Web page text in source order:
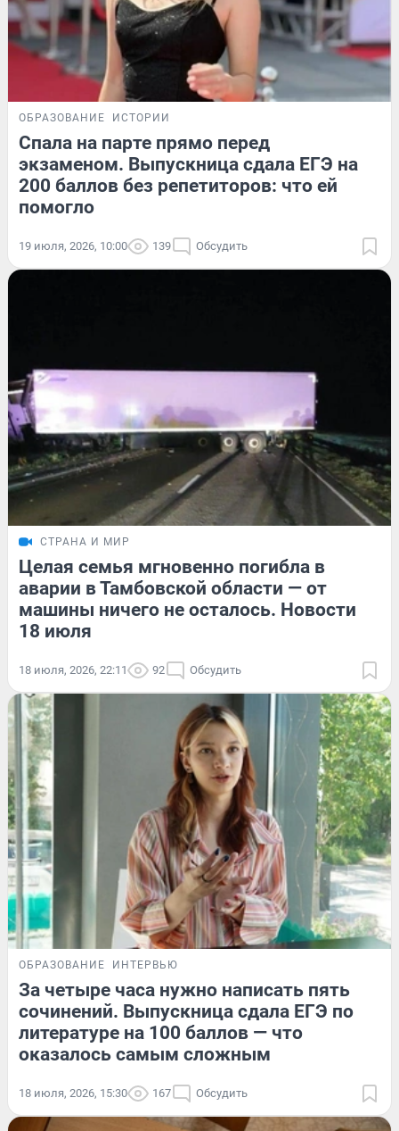
ОБРАЗОВАНИЕ ИСТОРИИ
Спала на парте прямо перед
экзаменом. Выпускница сдала ЕГЭ на
200 баллов без репетиторов: что ей
помогло
19 июля, 2026, 10:00 139 Обсудить
СТРАНА И МИР
Целая семья мгновенно погибла в
аварии в Тамбовской области — от
машины ничего не осталось. Новости
18 июля
18 июля, 2026, 22:11 92 Обсудить
ОБРАЗОВАНИЕ ИНТЕРВЬЮ
За четыре часа нужно написать пять
сочинений. Выпускница сдала ЕГЭ по
литературе на 100 баллов — что
оказалось самым сложным
18 июля, 2026, 15:30 167 Обсудить